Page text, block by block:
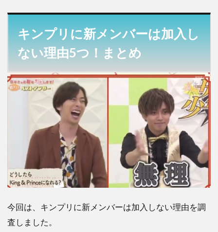
キンプリに新メンバーは加入し
ない理由5つ！まとめ
今回は、キンプリに新メンバーは加入しない理由を調
査しました。